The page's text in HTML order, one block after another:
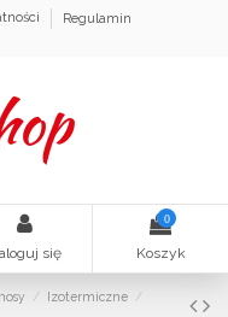
Regulamin
się
0
Koszyk
Izotermiczne